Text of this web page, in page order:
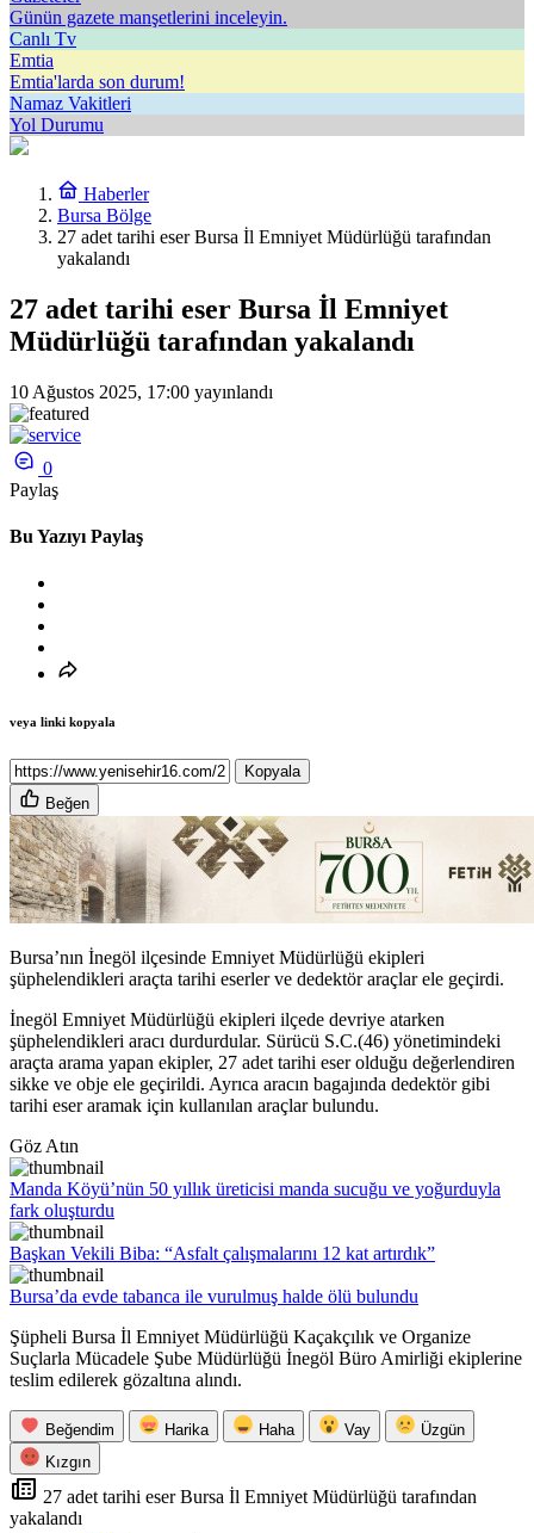
Günün gazete manşetlerini inceleyin.
Canlı Tv
Emtia
Emtia'larda son durum!
Namaz Vakitleri
Yol Durumu
Haberler
Bursa Bölge
27 adet tarihi eser Bursa İl Emniyet Müdürlüğü tarafından
yakalandı
27 adet tarihi eser Bursa İl Emniyet
Müdürlüğü tarafından yakalandı
10 Ağustos 2025, 17:00 yayınlandı
0
Paylaş
Bu Yazıyı Paylaş
veya linki kopyala
Kopyala
Beğen
Bursa’nın İnegöl ilçesinde Emniyet Müdürlüğü ekipleri
şüphelendikleri araçta tarihi eserler ve dedektör araçlar ele geçirdi.
İnegöl Emniyet Müdürlüğü ekipleri ilçede devriye atarken
şüphelendikleri aracı durdurdular. Sürücü S.C.(46) yönetimindeki
araçta arama yapan ekipler, 27 adet tarihi eser olduğu değerlendiren
sikke ve obje ele geçirildi. Ayrıca aracın bagajında dedektör gibi
tarihi eser aramak için kullanılan araçlar bulundu.
Göz Atın
Manda Köyü’nün 50 yıllık üreticisi manda sucuğu ve yoğurduyla
fark oluşturdu
Başkan Vekili Biba: “Asfalt çalışmalarını 12 kat artırdık”
Bursa’da evde tabanca ile vurulmuş halde ölü bulundu
Şüpheli Bursa İl Emniyet Müdürlüğü Kaçakçılık ve Organize
Suçlarla Mücadele Şube Müdürlüğü İnegöl Büro Amirliği ekiplerine
teslim edilerek gözaltına alındı.
Beğendim Harika Haha Vay
Üzgün
Kızgın
27 adet tarihi eser Bursa İl Emniyet Müdürlüğü tarafından
yakalandı